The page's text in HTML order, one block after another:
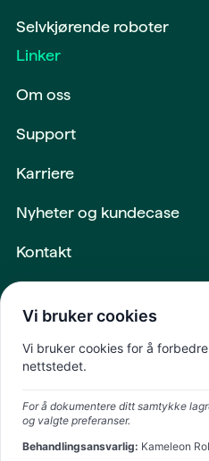
Selvkjørende roboter
Linker
Om oss
Support
Karriere
Nyheter og kundecase
Kontakt
Fremtiden
skapes
Vi bruker cookies
Vi bruker cookies for å
nettstedet.
For å dokumentere ditt samtykke
og valgte preferanser.
Behandlingsansvarlig: Kameleon